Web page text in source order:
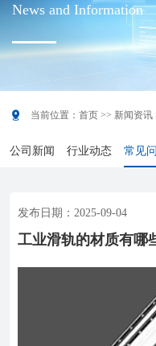
News and Information
公司新闻 行业动态 常见
 当前位置： 首页 >> 新闻资讯
发布日期：2025-09-04
工业滑轨的材质有哪